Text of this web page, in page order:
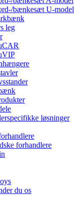
bænkesæt U-model
leg
løsninger
forhandlere
du os